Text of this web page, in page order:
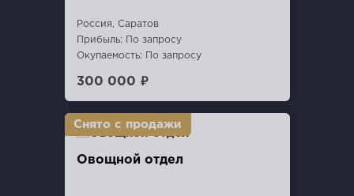
Россия, Саратов
Прибыль: По запросу
Окупаемость: По запросу
300 000 ₽
Овощной отдел